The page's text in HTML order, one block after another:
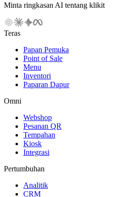
Minta ringkasan AI tentang klikit
Teras
Papan Pemuka
Point of Sale
Menu
Inventori
Paparan Dapur
Omni
Webshop
Pesanan QR
Tempahan
Kiosk
Integrasi
Pertumbuhan
Analitik
CRM